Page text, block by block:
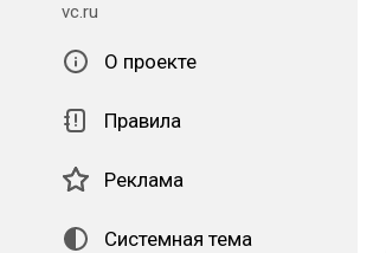
vc.ru
О проекте
Правила
Реклама
Системная тема